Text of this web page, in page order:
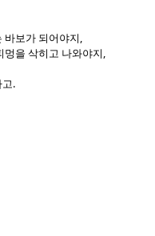
바보가 되어야지,
멍을 삭히고 나와야지,
.